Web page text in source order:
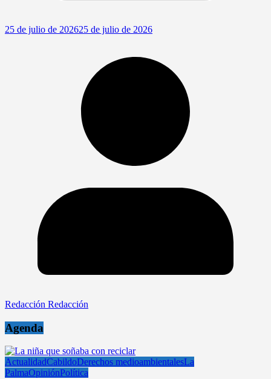
25 de julio de 202625 de julio de 2026
Redacción Redacción
Agenda
ActualidadCabildoDerechos medioambientalesLa
PalmaOpiniónPolítica